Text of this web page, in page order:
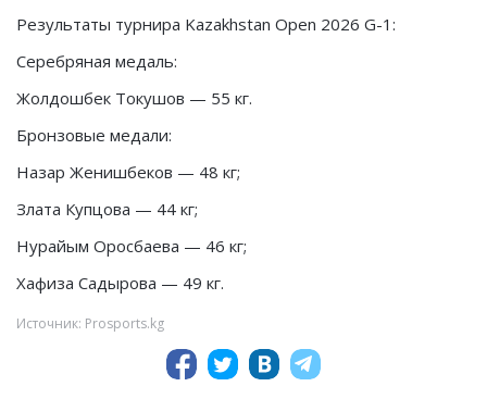
Результаты турнира Kazakhstan Open 2026 G-1:
Серебряная медаль:
Жолдошбек Токушов — 55 кг.
Бронзовые медали:
Назар Женишбеков — 48 кг;
Злата Купцова — 44 кг;
Нурайым Оросбаева — 46 кг;
Хафиза Садырова — 49 кг.
Источник: Prosports.kg